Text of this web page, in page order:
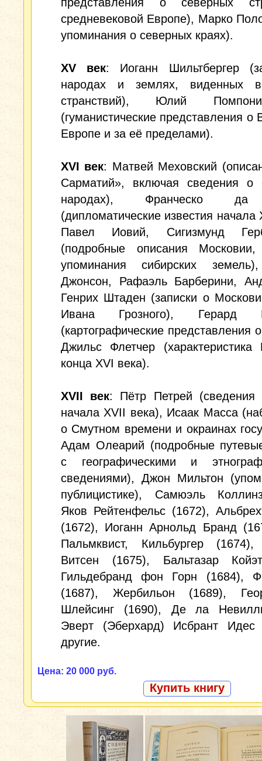
средневековой Европе), Марко
упоминания о северных краях).
XV век: Иоганн Шильтбергер
народах и землях, виденных
странствий), Юлий
(гуманистические представления о
Европе и за её пределами).
XVI век: Матвей Меховский
Сарматий», включая сведения о
народах), Франческо
(дипломатические известия начала
Павел Иовий, Сигизмунд
(подробные описания
упоминания сибирских
Джонсон, Рафаэль Барберини,
Генрих Штаден (записки о
Ивана Грозного), Герард
(картографические представления
Джильс Флетчер (характеристика
конца XVI века).
XVII век: Пётр Петрей (сведения
начала XVII века), Исаак Масса
о Смутном времени и окраинах
Адам Олеарий (подробные
с географическими и
сведениями), Джон Мильтон
публицистике), Самюэль
Яков Рейтенфельс (1672),
(1672), Иоганн Арнольд Бранд
Пальмквист, Кильбургер
Витсен (1675), Бальтазар
Гильдебранд фон Горн (1684),
(1687), Жербильон (1689),
Шлейсинг (1690), Де ла
Эверт (Эберхард) Исбрант
другие.
Цена: 20 000 руб.
Купить книгу